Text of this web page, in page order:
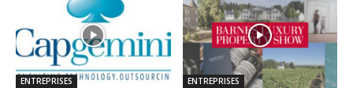
ENTREPRISES ENTREPRISES